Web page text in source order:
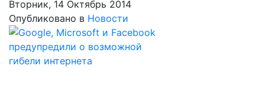
Вторник, 14 Октябрь 2014
Опубликовано в Новости